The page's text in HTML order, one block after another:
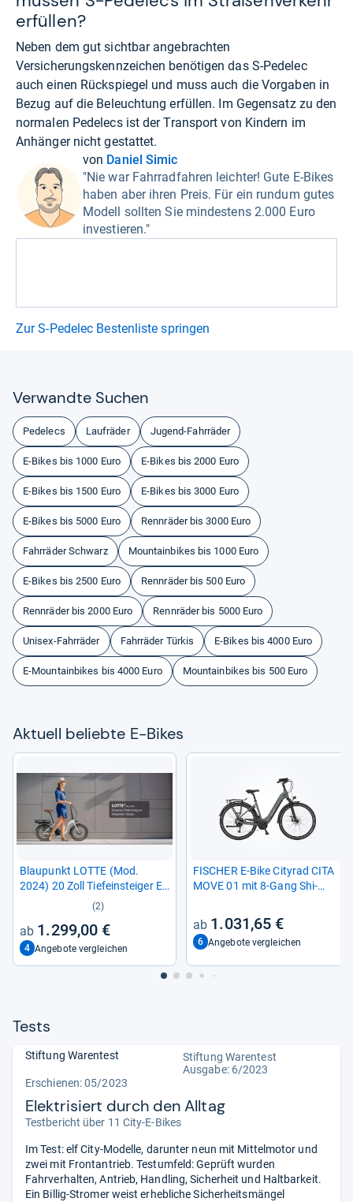
erfüllen?
Neben dem gut sichtbar angebrachten
Versicherungskennzeichen benötigen das S-Pedelec
auch einen Rückspiegel und muss auch die Vorgaben in
Bezug auf die Beleuchtung erfüllen. Im Gegensatz zu den
normalen Pedelecs ist der Transport von Kindern im
Anhänger nicht gestattet.
von Daniel Simic
"Nie war Fahrradfahren leichter! Gute E-Bikes
haben aber ihren Preis. Für ein rundum gutes
Modell sollten Sie mindestens 2.000 Euro
investieren."
Zur S-Pedelec Bestenliste springen
Ver­wandte Suchen
Pedelecs Laufräder Jugend-Fahrräder
E-Bikes bis 1000 Euro E-Bikes bis 2000 Euro
E-Bikes bis 1500 Euro E-Bikes bis 3000 Euro
E-Bikes bis 5000 Euro Rennräder bis 3000 Euro
Fahrräder Schwarz Mountainbikes bis 1000 Euro
E-Bikes bis 2500 Euro Rennräder bis 500 Euro
Rennräder bis 2000 Euro Rennräder bis 5000 Euro
Unisex-Fahrräder Fahrräder Türkis E-Bikes bis 4000 Euro
E-Mountainbikes bis 4000 Euro Mountainbikes bis 500 Euro
Aktu­ell beliebte E-​Bikes
Blau­punkt LOTTE (Mod.
2024) 20 Zoll Tiefein­stei­ger E-​
(2)
1.299,00 €
4 Angebote vergleichen
FISCHER E-​Bike City­rad CITA
MOVE 01 mit 8-​Gang Shi­
1.031,65 €
6 Angebote vergleichen
Tests
Stiftung Warentest
Stiftung Warentest
Ausgabe: 6/2023
Erschienen: 05/2023
Elektrisiert durch den Alltag
Testbericht über 11 City-E-Bikes
Im Test: elf City-Modelle, darunter neun mit Mittelmotor und
zwei mit Frontantrieb. Testumfeld: Geprüft wurden
Fahrverhalten, Antrieb, Handling, Sicherheit und Haltbarkeit.
Ein Billig-Stromer weist erhebliche Sicherheitsmängel